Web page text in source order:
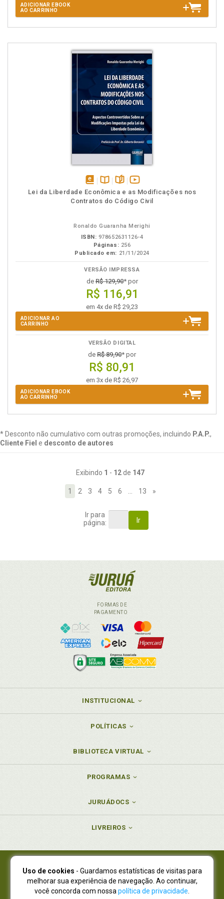
ADICIONAR EBOOK
AO CARRINHO
disponível
em
Disponível
na
páginas
vídeo
da
Lei da Liberdade Econômica e as Modificações nos
Contratos do Código Civil
Ronaldo Guaranha Merighi
ISBN: 978652631126-4
Páginas: 256
Publicado em: 21/11/2024
VERSÃO IMPRESSA
deR$ 129,90* por
R$ 116,91
em 4x de R$ 29,23
ADICIONAR AO
CARRINHO
VERSÃO DIGITAL
de R$ 89,90* por
R$ 80,91
em 3x de R$ 26,97
ADICIONAR EBOOK
AO CARRINHO
* Desconto não cumulativo com outras promoções, incluindo P.A.P.,
Cliente Fiel e desconto de autores
Exibindo 1 - 12de 147
1 2 3 4 5 6 13 »
Ir para
página:
Ir
FORMAS DE
PAGAMENTO
INSTITUCIONAL
POLÍTICAS
BIBLIOTECA VIRTUAL
PROGRAMAS
JURUÁDOCS
LIVREIROS
Juruá Editora Ltda., CNPJ 77.535.508/0001-19
Juruá Informática Ltda., CNPJ 01.701.561/0001-80
NOVO ENDEREÇO:R. Flávio Dallegrave, 7665, São Lourenço |
Uso de cookies - Guardamos estatísticas de visitas para
melhorar sua experiência de navegação. Ao continuar,
você concorda com nossa política de privacidade